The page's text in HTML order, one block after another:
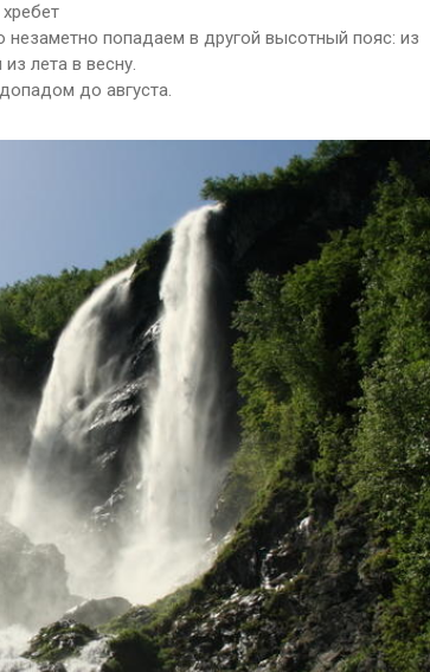
попадаем в другой высотный пояс: из
лета в весну.
до августа.